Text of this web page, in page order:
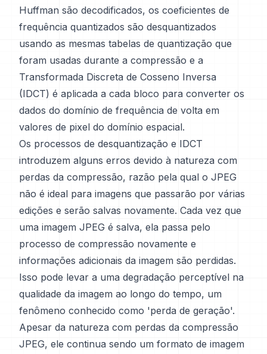
Huffman são decodificados, os coeficientes de
frequência quantizados são desquantizados
usando as mesmas tabelas de quantização que
foram usadas durante a compressão e a
Transformada Discreta de Cosseno Inversa
(IDCT) é aplicada a cada bloco para converter os
dados do domínio de frequência de volta em
valores de pixel do domínio espacial.
Os processos de desquantização e IDCT
introduzem alguns erros devido à natureza com
perdas da compressão, razão pela qual o JPEG
não é ideal para imagens que passarão por várias
edições e serão salvas novamente. Cada vez que
uma imagem JPEG é salva, ela passa pelo
processo de compressão novamente e
informações adicionais da imagem são perdidas.
Isso pode levar a uma degradação perceptível na
qualidade da imagem ao longo do tempo, um
fenômeno conhecido como 'perda de geração'.
Apesar da natureza com perdas da compressão
JPEG, ele continua sendo um formato de imagem